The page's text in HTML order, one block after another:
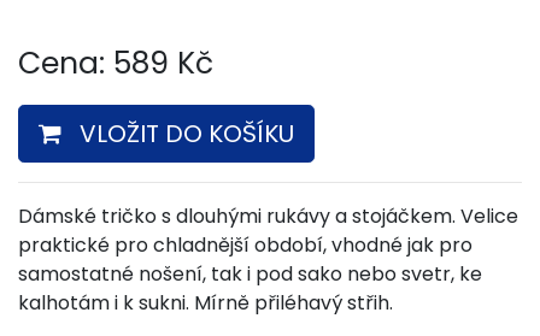
Cena: 589 Kč
VLOŽIT DO KOŠÍKU
Dámské tričko s dlouhými rukávy a stojáčkem. Velice
praktické pro chladnější období, vhodné jak pro
samostatné nošení, tak i pod sako nebo svetr, ke
kalhotám i k sukni. Mírně přiléhavý střih.